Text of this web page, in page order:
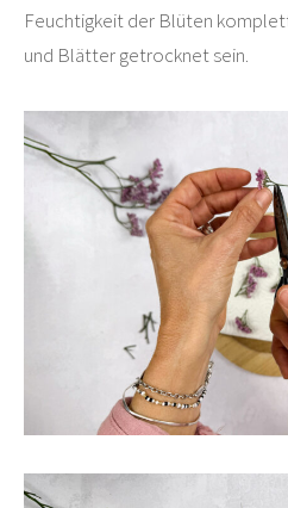
Feuchtigkeit der Blüten
und Blätter getrocknet sein.